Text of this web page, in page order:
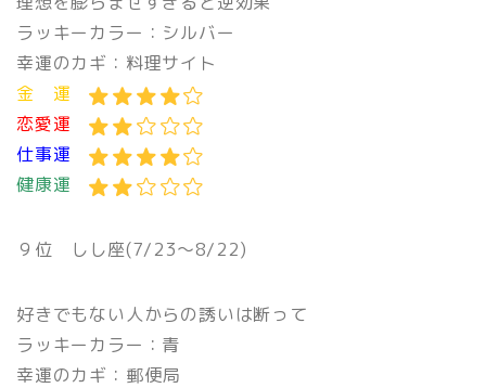
ラッキーカラー：シルバー
幸運のカギ：料理サイト
金 運
恋愛運
仕事運
健康運
９位 しし座(7/23〜8/22)
好きでもない人からの誘いは断って
ラッキーカラー：青
幸運のカギ：郵便局